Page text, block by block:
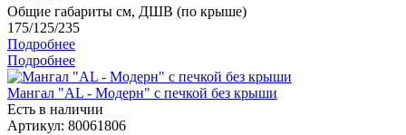
Общие габариты см, ДШВ (по крыше)
175/125/235
Подробнее
Подробнее
Мангал "AL - Модерн" с печкой без крыши
Есть в наличии
Артикул: 80061806